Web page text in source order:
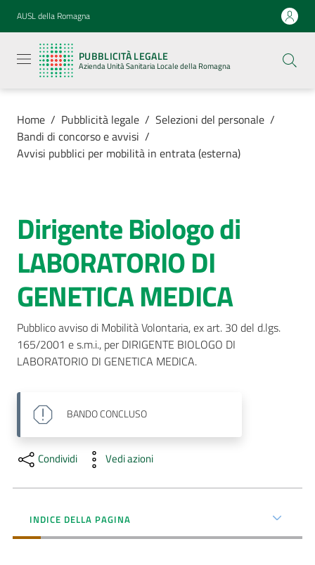
Vai al contenuto
Vai alla navigazione
Vai al footer
AUSL della Romagna
PUBBLICITÀ LEGALE
Azienda Unità Sanitaria Locale della Romagna
legale
Azienda
Unità
Locale della
Servizi
Luoghi di
cura
AUSL
Comunica
Home / Pubblicità legale / Selezioni del personale /
Bandi di concorso e avvisi /
Avvisi pubblici per mobilità in entrata (esterna)
Salta al contenuto
Dirigente Biologo di
LABORATORIO DI
GENETICA MEDICA
Pubblico avviso di Mobilità Volontaria, ex art. 30 del d.lgs.
165/2001 e s.m.i., per DIRIGENTE BIOLOGO DI
LABORATORIO DI GENETICA MEDICA.
BANDOCONCLUSO
Condividi Vedi azioni
INDICE DELLA PAGINA